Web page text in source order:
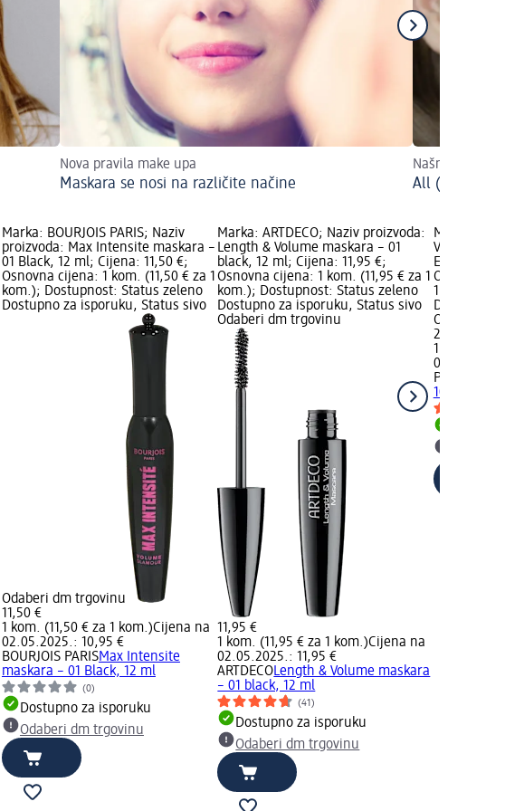
Nova pravila make upa
Maskara se nosi na različite načine
Našminkajte
All (Cat)eyes
Marka: BOURJOIS PARIS; Naziv
proizvoda: Max Intensite maskara –
01 Black, 12 ml; Cijena: 11,50 €;
Osnovna cijena: 1 kom. (11,50 € za 1
kom.); Dostupnost: Status zeleno
Dostupno za isporuku, Status sivo
Odaberi dm trgovinu
11,50 €
1 kom. (11,50 € za 1 kom.)Cijena na
02.05.2025.: 10,95 €
BOURJOIS PARISMax Intensite
maskara – 01 Black, 12 ml
(0)
Dostupno za isporuku
Odaberi dm trgovinu
Marka: ARTDECO; Naziv proizvoda:
Length & Volume maskara – 01
black, 12 ml; Cijena: 11,95 €;
Osnovna cijena: 1 kom. (11,95 € za 1
kom.); Dostupnost: Status zeleno
Dostupno za isporuku, Status sivo
Odaberi dm trgovinu
11,95 €
1 kom. (11,95 € za 1 kom.)Cijena na
02.05.2025.: 11,95 €
ARTDECOLength & Volume maskara
– 01 black, 12 ml
(41)
Dostupno za isporuku
Odaberi dm trgovinu
Marka:
Vamp! All
Extra
Osnovna
1 kom.);
Dostupno
Odaberi
20,95 €
1 kom.
PUPA
101 Extra